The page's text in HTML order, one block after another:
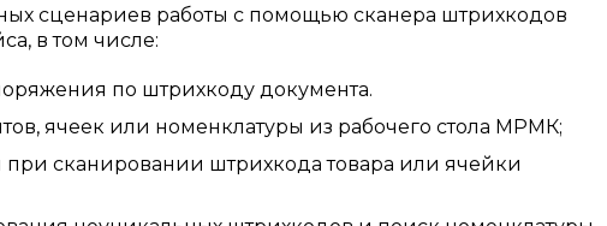
сценариев работы с помощью сканера штрихкодов
в том числе:
по штрихкоду документа.
ячеек или номенклатуры из рабочего стола МРМК;
сканировании штрихкода товара или ячейки